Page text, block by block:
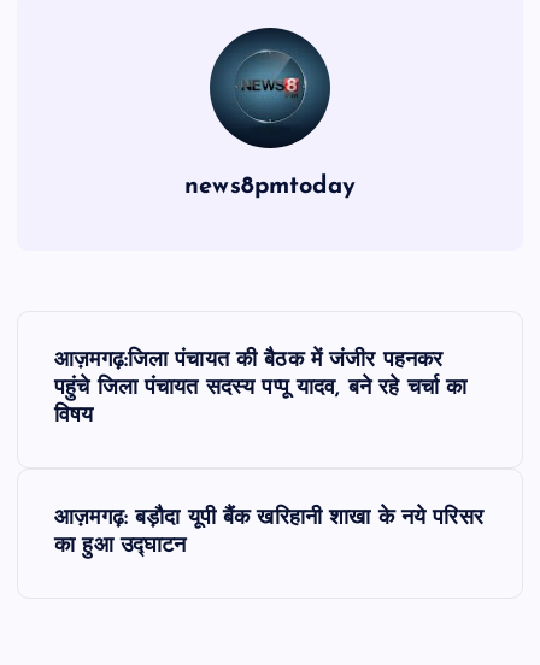
news8pmtoday
आज़मगढ़:जिला पंचायत की बैठक में जंजीर पहनकर
पहुंचे जिला पंचायत सदस्य पप्पू यादव, बने रहे चर्चा का
विषय
आज़मगढ़: बड़ौदा यूपी बैंक खरिहानी शाखा के नये परिसर
का हुआ उद्घाटन